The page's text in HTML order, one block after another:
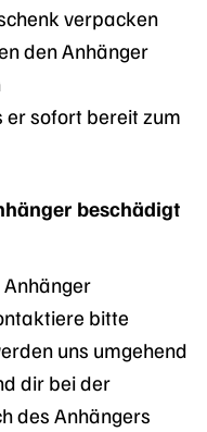
verpacken
den Anhänger
er sofort bereit zum
beschädigt
bitte
uns umgehend
dir bei der
des Anhängers